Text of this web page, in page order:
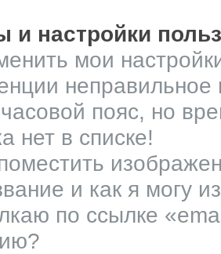
и настройки
мои
неправильное
пояс, но
нет в списке!
и как я могу
по ссылке